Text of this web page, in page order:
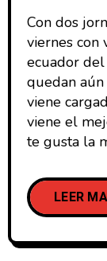
Con dos
viernes con
ecuador del
quedan
viene
viene el
te gusta la
LEER